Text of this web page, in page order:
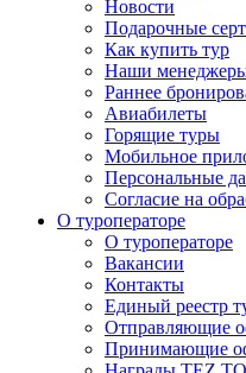
Новости
Подарочные
Как купить тур
Наши
Раннее
Авиабилеты
Горящие туры
Мобильное
Персональные
Согласие на
О туроператоре
О туроператоре
Вакансии
Контакты
Единый реестр
Отправляющие
Принимающие